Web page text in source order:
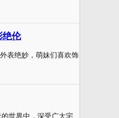
绝伦
表绝妙，萌妹们喜欢饰
世界中，深受广大宅